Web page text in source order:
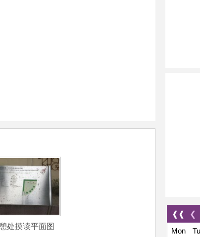
处摸读平面图
❰❰ ❮
Mon